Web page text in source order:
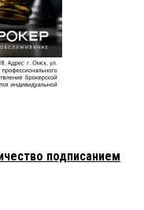
подписанием